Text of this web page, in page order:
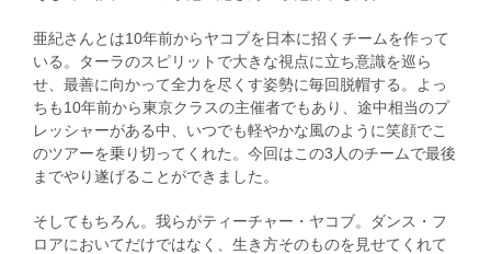
亜紀さんとは10年前からヤコブを日本に招くチームを作って
いる。ターラのスピリットで大きな視点に立ち意識を巡ら
せ、最善に向かって全力を尽くす姿勢に毎回脱帽する。よっ
ちも10年前から東京クラスの主催者でもあり、途中相当のプ
レッシャーがある中、いつでも軽やかな風のように笑顔でこ
のツアーを乗り切ってくれた。今回はこの3人のチームで最後
までやり遂げることができました。
そしてもちろん。我らがティーチャー・ヤコブ。ダンス・フ
ロアにおいてだけではなく、生き方そのものを見せてくれて